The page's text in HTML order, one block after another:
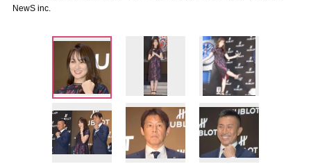
NewS inc.